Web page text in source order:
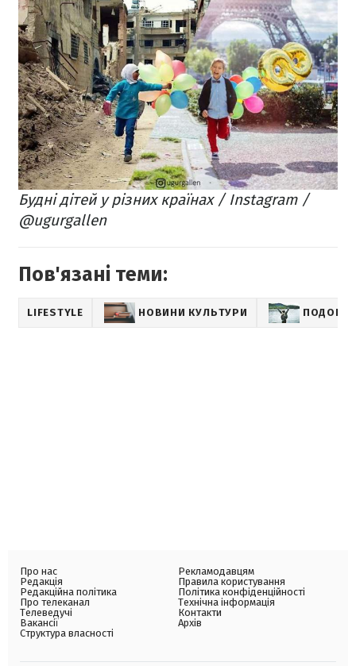
Будні дітей у різних країнах / Instagram /
@ugurgallen
Пов'язані теми:
LIFESTYLE НОВИНИ КУЛЬТУРИ
Про нас
Редакція
Редакційна політика
Про телеканал
Телеведучі
Вакансії
Структура власності
Рекламодавцям
Правила користування
Політика конфіденційності
Технічна інформація
Контакти
Архів